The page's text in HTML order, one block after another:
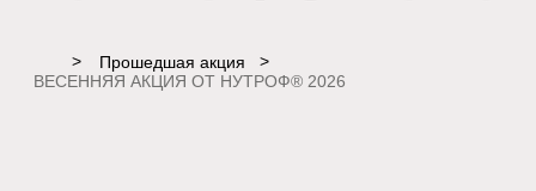
Home
Прошедшая акция
ВЕСЕННЯЯ АКЦИЯ ОТ НУТРОФ® 2026